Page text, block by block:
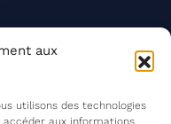
aux
utilisons des technologies
aux informations